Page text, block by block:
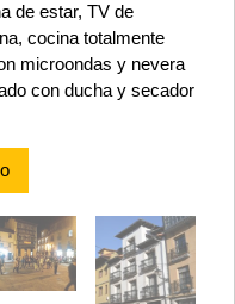
de estar, TV de
cocina totalmente
microondas y nevera
con ducha y secador